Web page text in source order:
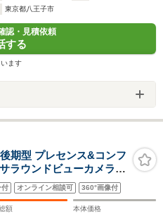
東京都八王子市
認・見積依頼
する
ます
型 プレセンス&コンフ
ラウンドビューカメラ
ン シートヒーター 前席
ライト 自動トランク 4
付 オンライン相談可 360°画像付
額 本体価格